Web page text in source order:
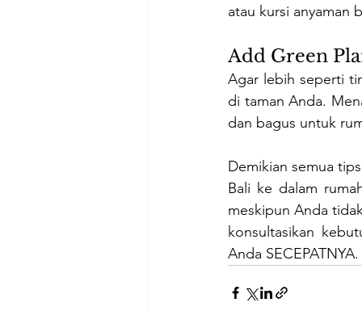
atau kursi anyaman
Add Green
Agar lebih seperti
di taman Anda.
dan bagus untuk
Demikian semua
Bali ke dalam
meskipun Anda
konsultasikan
Anda SECEPATNYA.